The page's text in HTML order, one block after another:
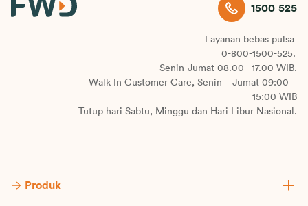
1500 525
Layanan bebas pulsa
0-800-1500-525.
Senin-Jumat 08.00 - 17.00 WIB.
Walk In Customer Care, Senin – Jumat 09:00 –
15:00 WIB
Tutup hari Sabtu, Minggu dan Hari Libur Nasional.
Produk